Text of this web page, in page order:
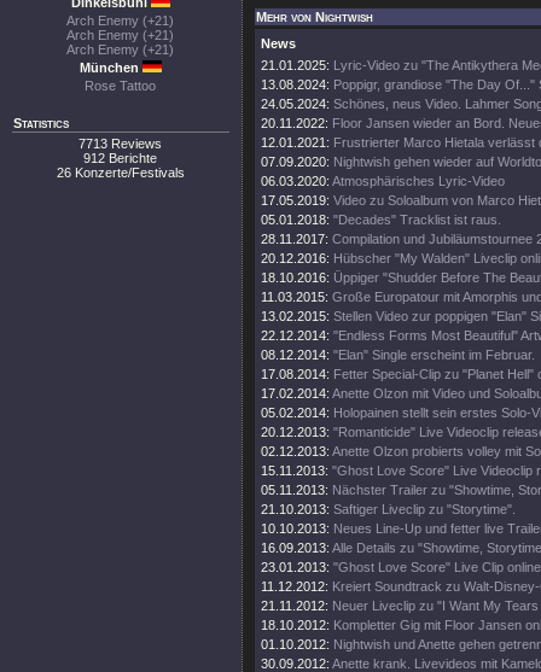
Arch Enemy (+21)
Arch Enemy (+21)
Arch Enemy (+21)
München
Rose Tattoo
Statistics
7713 Reviews
912 Berichte
26 Konzerte/Festivals
Mehr von Nightwish
News
21.01.2025: Lyric-Video zu "The Antikythera
13.08.2024: Poppigr, grandiose "The Day Of..."
24.05.2024: Schönes, neus Video. Lahmer
20.11.2022: Floor Jansen wieder an Bord.
12.01.2021: Frustrierter Marco Hietala verlässt
07.09.2020: Nightwish gehen wieder auf
06.03.2020: Atmosphärisches Lyric-Video
17.05.2019: Video zu Soloalbum von Marco
05.01.2018: "Decades" Tracklist ist raus.
28.11.2017: Compilation und Jubiläumstournee
20.12.2016: Hübscher "My Walden" Liveclip
18.10.2016: Üppiger "Shudder Before The
11.03.2015: Große Europatour mit Amorphis
13.02.2015: Stellen Video zur poppigen "Elan"
22.12.2014: "Endless Forms Most Beautiful"
08.12.2014: "Elan" Single erscheint im Februar.
17.08.2014: Fetter Special-Clip zu "Planet Hell"
17.02.2014: Anette Olzon mit Video und
05.02.2014: Holopainen stellt sein erstes Solo-
20.12.2013: "Romanticide" Live Videoclip
02.12.2013: Anette Olzon probierts volley mit
15.11.2013: "Ghost Love Score" Live Videoclip
05.11.2013: Nächster Trailer zu "Showtime,
21.10.2013: Saftiger Liveclip zu "Storytime".
10.10.2013: Neues Line-Up und fetter live
16.09.2013: Alle Details zu "Showtime,
23.01.2013: "Ghost Love Score" Live Clip
11.12.2012: Kreiert Soundtrack zu Walt-
21.11.2012: Neuer Liveclip zu "I Want My
18.10.2012: Kompletter Gig mit Floor Jansen
01.10.2012: Nightwish und Anette gehen
30.09.2012: Anette krank. Livevideos mit